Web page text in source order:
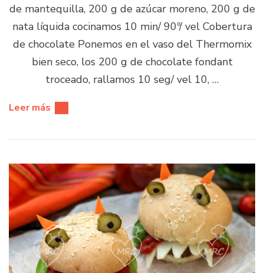
de mantequilla, 200 g de azúcar moreno, 200 g de
nata líquida cocinamos 10 min/ 90º/ vel Cobertura
de chocolate Ponemos en el vaso del Thermomix
bien seco, los 200 g de chocolate fondant
troceado, rallamos 10 seg/ vel 10, …
Leer más